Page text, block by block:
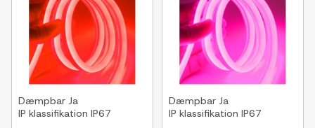
Dæmpbar Ja
IP klassifikation IP67
Dæmpbar Ja
IP klassifikation IP67